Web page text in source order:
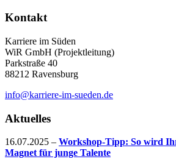
Kontakt
Karriere im Süden
WiR GmbH (Projektleitung)
Parkstraße 40
88212 Ravensburg
info@karriere-im-sueden.de
Aktuelles
16.07.2025 – Workshop-Tipp: So wird
Magnet für junge Talente